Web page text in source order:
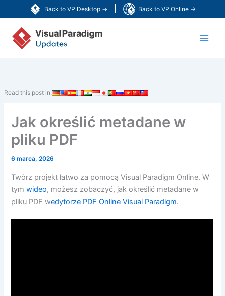
Back to VP Desktop → Back to VP Online →
do
treści
Read this post in:
Jak określić metadane w
pliku PDF
6 marca, 2026
Twórz projekt łatwo za pomocą Visual Paradigm Online. W
tym wideo, możesz zobaczyć, jak określić metadane w
pliku PDF wedytorze PDF Online Visual Paradigm.